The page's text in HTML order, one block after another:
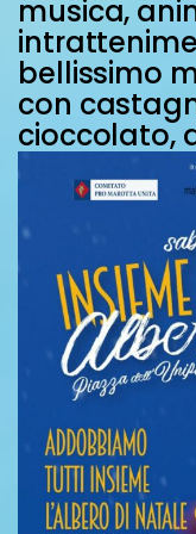
musica,
bellissimo
con
cioccolato,